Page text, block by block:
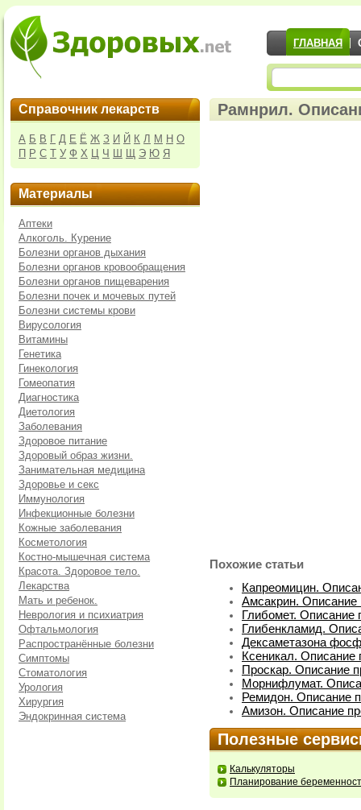
ГЛАВНАЯ
Справочник лекарств
А Б В Г Д Е Ё Ж З И Й К Л М Н О
П Р С Т У Ф Х Ц Ч Ш Щ Э Ю Я
Материалы
Аптеки
Алкоголь. Курение
Болезни органов дыхания
Болезни органов кровообращения
Болезни органов пищеварения
Болезни почек и мочевых путей
Болезни системы крови
Вирусология
Витамины
Генетика
Гинекология
Гомеопатия
Диагностика
Диетология
Заболевания
Здоровое питание
Здоровый образ жизни.
Занимательная медицина
Здоровье и секс
Иммунология
Инфекционные болезни
Кожные заболевания
Косметология
Костно-мышечная система
Красота. Здоровое тело.
Лекарства
Мать и ребенок.
Неврология и психиатрия
Офтальмология
Распространённые болезни
Симптомы
Стоматология
Урология
Хирургия
Эндокринная система
Рамнрил.
Похожие статьи
Капреомицин.
Амсакрин. Описание
Глибомет. Описание
Глибенкламид.
Дексаметазона
Ксеникал. Описание
Проскар. Описание
Морнифлумат.
Ремидон. Описание
Амизон. Описание
Полезные
Калькуляторы
Планирование